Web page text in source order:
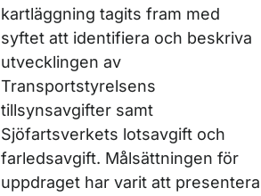
kartläggning tagits fram med
syftet att identifiera och beskriva
utvecklingen av
Transportstyrelsens
tillsynsavgifter samt
Sjöfartsverkets lotsavgift och
farledsavgift. Målsättningen för
uppdraget har varit att presentera